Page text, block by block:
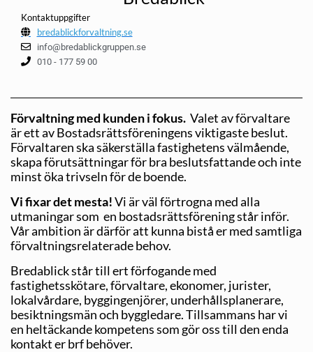
Kontaktuppgifter
bredablickforvaltning.se
info@bredablickgruppen.se
010 - 177 59 00
Förvaltning med kunden i fokus. Valet av förvaltare
är ett av Bostadsrättsföreningens viktigaste beslut.
Förvaltaren ska säkerställa fastighetens välmående,
skapa förutsättningar för bra beslutsfattande och inte
minst öka trivseln för de boende.
Vi fixar det mesta!Vi är väl förtrogna med alla
utmaningar som en bostadsrättsförening står inför.
Vår ambition är därför att kunna bistå er med samtliga
förvaltningsrelaterade behov.
Bredablick står till ert förfogande med
fastighetsskötare, förvaltare, ekonomer, jurister,
lokalvårdare, byggingenjörer, underhållsplanerare,
besiktningsmän och byggledare. Tillsammans har vi
en heltäckande kompetens som gör oss till den enda
kontakt er brf behöver.